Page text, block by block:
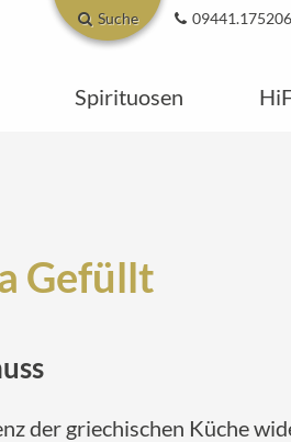
Suche
Spirituosen
Gefüllt
der griechischen Küche